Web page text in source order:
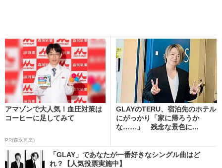
アマゾンで大人気！血圧対策は
コーヒーに足してみて
PR(森永乳業)
GLAYのTERU、宿泊先のホテル
にがっかり「家に帰ろうか
な……」 残念な景色に...
「GLAY」であなたが一番好きなシングル曲はど
れ？【人気投票実施中】